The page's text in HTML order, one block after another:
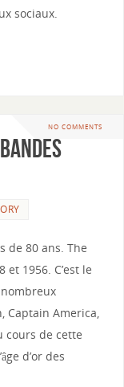
sociaux.
NO COMMENTS
de 80 ans. The
et 1956. C’est le
Captain America,
cours de cette
d’or des